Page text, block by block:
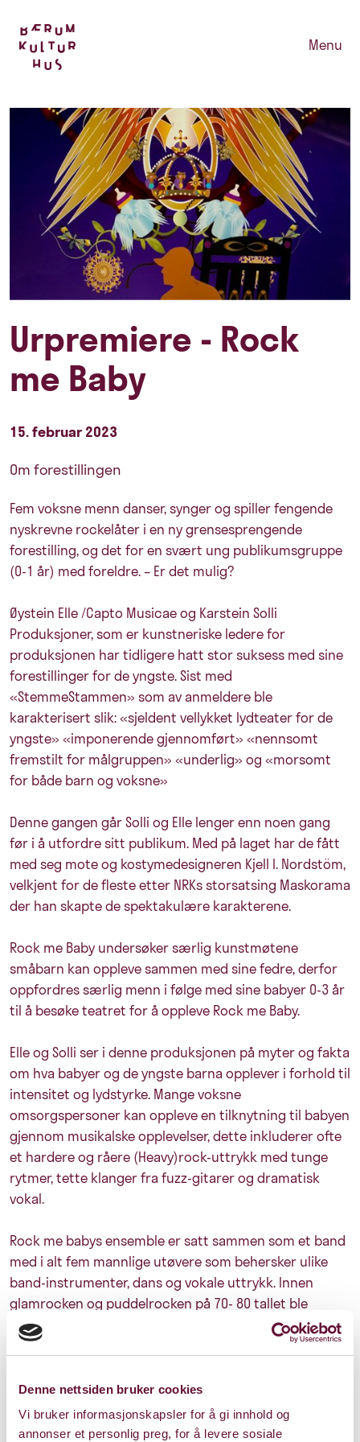
Denne nettsiden bruker cookies
Vi bruker informasjonskapsler for å gi innhold og
annonser et personlig preg, for å levere sosiale
Menu
Urpremiere - Rock
me Baby
15. februar 2023
Om forestillingen
Fem voksne menn danser, synger og spiller fengende
nyskrevne rockelåter i en ny grensesprengende
forestilling, og det for en svært ung publikumsgruppe
(0-1 år) med foreldre. – Er det mulig?
Øystein Elle /Capto Musicae og Karstein Solli
Produksjoner, som er kunstneriske ledere for
produksjonen har tidligere hatt stor suksess med sine
forestillinger for de yngste. Sist med
«StemmeStammen» som av anmeldere ble
karakterisert slik: «sjeldent vellykket lydteater for de
yngste» «imponerende gjennomført» «nennsomt
fremstilt for målgruppen» «underlig» og «morsomt
for både barn og voksne»
Denne gangen går Solli og Elle lenger enn noen gang
før i å utfordre sitt publikum. Med på laget har de fått
med seg mote og kostymedesigneren Kjell I. Nordstöm,
velkjent for de fleste etter NRKs storsatsing Maskorama
der han skapte de spektakulære karakterene.
Rock me Baby undersøker særlig kunstmøtene
småbarn kan oppleve sammen med sine fedre, derfor
oppfordres særlig menn i følge med sine babyer 0-3 år
til å besøke teatret for å oppleve Rock me Baby.
Elle og Solli ser i denne produksjonen på myter og fakta
om hva babyer og de yngste barna opplever i forhold til
intensitet og lydstyrke. Mange voksne
omsorgspersoner kan oppleve en tilknytning til babyen
gjennom musikalske opplevelser, dette inkluderer ofte
et hardere og råere (Heavy)rock-uttrykk med tunge
rytmer, tette klanger fra fuzz-gitarer og dramatisk
vokal.
Rock me babys ensemble er satt sammen som et band
med i alt fem mannlige utøvere som behersker ulike
band-instrumenter, dans og vokale uttrykk. Innen
glamrocken og puddelrocken på 70- 80 tallet ble
grensene mellom kjønn mindre tydelige. Artistene
fremsto ofte med et androgynt uttrykk. Denne
og forholder seg til denne estetikken som frigjørende
for normative kjønnsmarkører.
Med et visuelt uttrykk, referanser og stiltrekk fra